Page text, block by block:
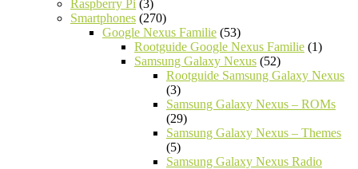
Raspberry Pi (3)
Smartphones (270)
Google Nexus Familie (53)
Rootguide Google Nexus Familie (1)
Samsung Galaxy Nexus (52)
Rootguide Samsung Galaxy Nexus
(3)
Samsung Galaxy Nexus – ROMs
(29)
Samsung Galaxy Nexus – Themes
(5)
Samsung Galaxy Nexus Radio